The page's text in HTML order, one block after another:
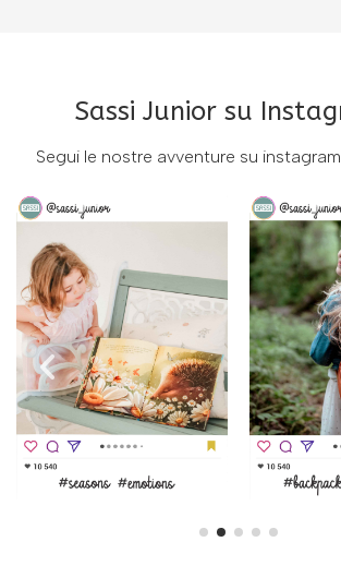
Sassi Junior su
Segui le nostre avventure su instagram